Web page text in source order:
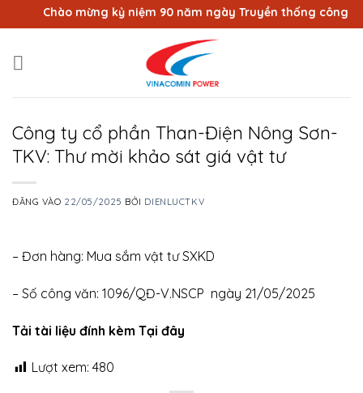
qua
dung
Chào mừng kỷ niệm 90 năm ngày Truyền thống công
Công ty cổ phần Than-Điện Nông Sơn-
TKV: Thư mời khảo sát giá vật tư
ĐĂNG VÀO 22/05/2025 BỞI DIENLUCTKV
– Đơn hàng: Mua sắm vật tư SXKD
– Số công văn: 1096/QĐ-V.NSCP ngày 21/05/2025
Tải tài liệu đính kèm Tại đây
Lượt xem: 480